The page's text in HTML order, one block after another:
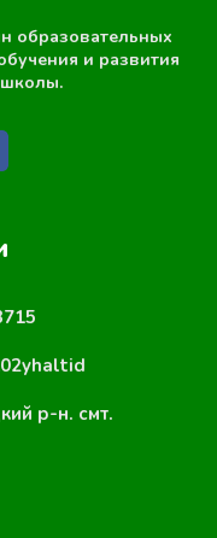
образовательных
и развития
р-н. смт.